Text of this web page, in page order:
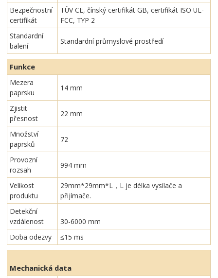
Bezpečnostní
certifikát
TÜV CE, čínský certifikát GB, certifikát ISO UL-
FCC, TYP 2
Standardní
balení
Standardní průmyslové prostředí
Funkce
Mezera
paprsku
14 mm
Zjistit
přesnost
22 mm
Množství
paprsků
72
Provozní
rozsah
994 mm
Velikost
produktu
29mm*29mm*L，L je délka vysílače a
přijímače.
Detekční
vzdálenost
30-6000 mm
Doba odezvy
≤15 ms
Mechanická data